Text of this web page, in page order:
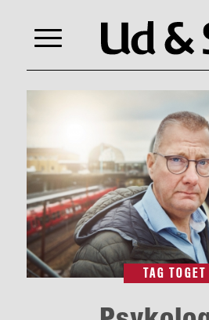
TAG TOGET